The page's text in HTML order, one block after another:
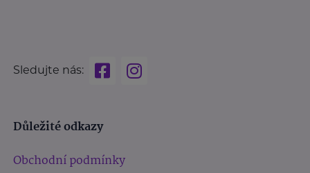
Sledujte nás:
Důležité odkazy
Obchodní podmínky